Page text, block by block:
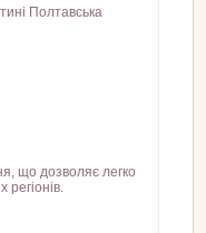
Полтавська
що дозволяє легко
регіонів.